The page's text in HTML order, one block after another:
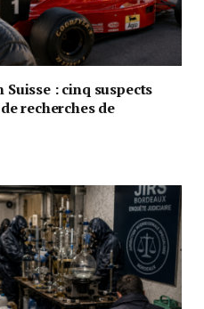
Suisse : cinq suspects
recherches de